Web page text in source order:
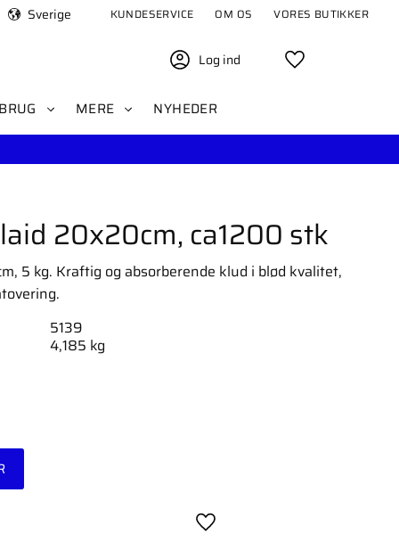
Sverige KUNDESERVICE OM OS VORES BUTIKKER
Log ind
MERE NYHEDER
20x20cm, ca1200 stk
5 kg. Kraftig og absorberende klud i blød kvalitet,
Gem som favorit
5139
4,185 kg